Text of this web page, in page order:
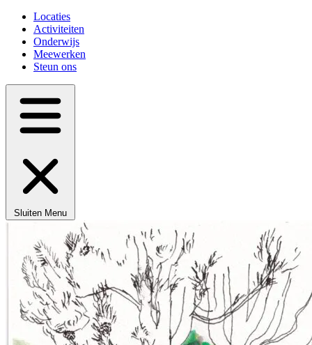
Locaties
Activiteiten
Onderwijs
Meewerken
Steun ons
Sluiten Menu